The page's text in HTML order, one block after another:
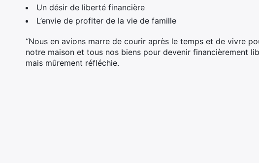
Un désir de liberté financière
L’envie de profiter de la vie de famille
“Nous en avions marre de courir après le temps et de vivre
notre maison et tous nos biens pour devenir financièrement
mais mûrement réfléchie.